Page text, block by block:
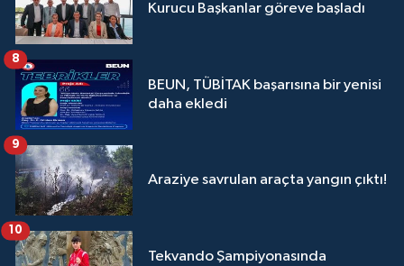
Kurucu Başkanlar göreve başladı
BEUN, TÜBİTAK başarısına bir yenisi
daha ekledi
8
Araziye savrulan araçta yangın çıktı!
9
Tekvando Şampiyonasında
10